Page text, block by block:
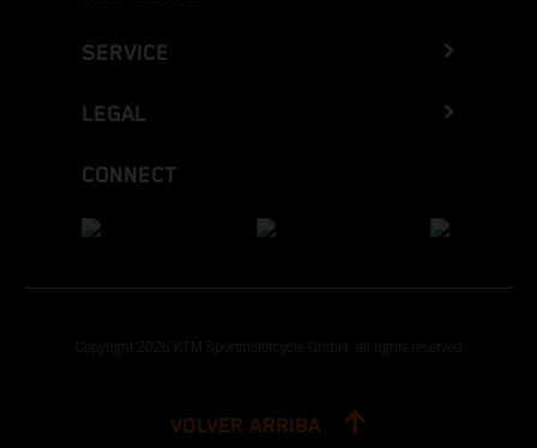
SERVICE
LEGAL
CONNECT
Copyright 2026 KTM Sportmotorcycle GmbH, all rights reserved
VOLVER ARRIBA